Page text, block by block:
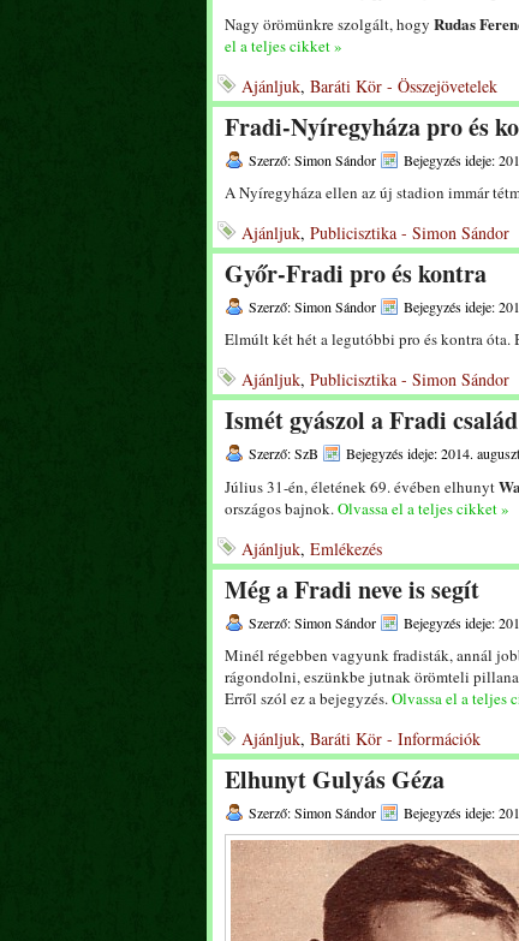
Nagy örömünkre szolgált, hogy Rudas
el a teljes cikket »
Ajánljuk, Baráti Kör - Összejövetelek
Fradi-Nyíregyháza pro és
Szerző: Simon Sándor Bejegyzés ideje:
A Nyíregyháza ellen az új stadion immár
Ajánljuk, Publicisztika - Simon Sándor
Győr-Fradi pro és kontra
Szerző: Simon Sándor Bejegyzés ideje:
Elmúlt két hét a legutóbbi pro és kontra
Ajánljuk, Publicisztika - Simon Sándor
Ismét gyászol a Fradi
Szerző: SzB Bejegyzés ideje: 2014.
Július 31-én, életének 69. évében elhunyt
országos bajnok.Olvassa el a teljes cikket »
Ajánljuk, Emlékezés
Még a Fradi neve is segít
Szerző: Simon Sándor Bejegyzés ideje:
Minél régebben vagyunk fradisták, annál
rágondolni, eszünkbe jutnak örömteli
Erről szól ez a bejegyzés.Olvassa el a teljes
Ajánljuk, Baráti Kör - Információk
Elhunyt Gulyás Géza
Szerző: Simon Sándor Bejegyzés ideje: